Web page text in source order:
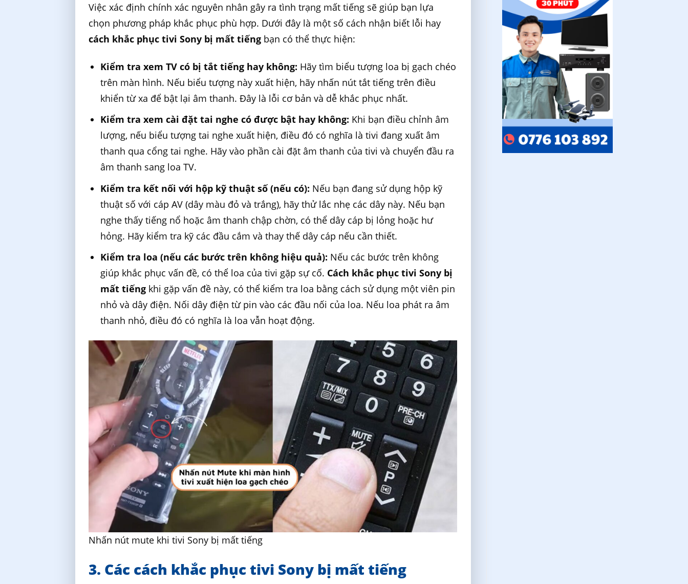
Việc xác định chính xác nguyên nhân gây ra tình trạng mất tiếng sẽ giúp bạn lựa
chọn phương pháp khắc phục phù hợp. Dưới đây là một số cách nhận biết lỗi hay
cách khắc phục tivi Sony bị mất tiếng bạn có thể thực hiện:
Kiểm tra xem TV có bị tắt tiếng hay không: Hãy tìm biểu tượng loa bị gạch chéo
trên màn hình. Nếu biểu tượng này xuất hiện, hãy nhấn nút tắt tiếng trên điều
khiển từ xa để bật lại âm thanh. Đây là lỗi cơ bản và dễ khắc phục nhất.
Kiểm tra xem cài đặt tai nghe có được bật hay không: Khi bạn điều chỉnh âm
lượng, nếu biểu tượng tai nghe xuất hiện, điều đó có nghĩa là tivi đang xuất âm
thanh qua cổng tai nghe. Hãy vào phần cài đặt âm thanh của tivi và chuyển đầu ra
âm thanh sang loa TV.
Kiểm tra kết nối với hộp kỹ thuật số (nếu có): Nếu bạn đang sử dụng hộp kỹ
thuật số với cáp AV (dây màu đỏ và trắng), hãy thử lắc nhẹ các dây này. Nếu bạn
nghe thấy tiếng nổ hoặc âm thanh chập chờn, có thể dây cáp bị lỏng hoặc hư
hỏng. Hãy kiểm tra kỹ các đầu cắm và thay thế dây cáp nếu cần thiết.
Kiểm tra loa (nếu các bước trên không hiệu quả): Nếu các bước trên không
giúp khắc phục vấn đề, có thể loa của tivi gặp sự cố. Cách khắc phục tivi Sony bị
mất tiếng khi gặp vấn đề này, có thể kiểm tra loa bằng cách sử dụng một viên pin
nhỏ và dây điện. Nối dây điện từ pin vào các đầu nối của loa. Nếu loa phát ra âm
thanh nhỏ, điều đó có nghĩa là loa vẫn hoạt động.
Nhấn nút mute khi tivi Sony bị mất tiếng
3. Các cách khắc phục tivi Sony bị mất tiếng